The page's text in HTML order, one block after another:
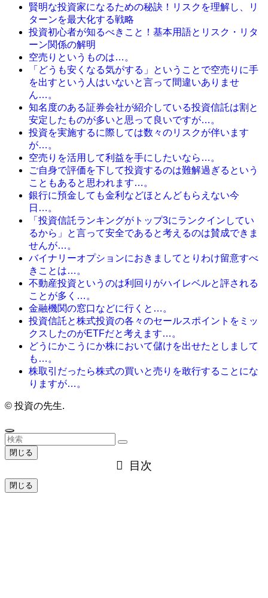
賢明な投資家になるための秘訣！リスクを理解し、リ
ターンを最大化する戦略
投資初心者が知るべきこと！基本用語とリスク・リタ
ーン関係の解明
空売りというものは…。
「どうも安くなる気がする」ということで空売りに手
を出すという人はいないと言って間違いありませ
ん…。
知名度のある証券会社が紹介している投資信託は割と
安定したものが多いと思って良いですが…。
投資を実施するに際しては数々のリスクが伴います
が…。
空売りを活用して利益を手にしたいなら…。
ご自身で評価を下して投資するのは難解過ぎるという
こともあると思われます…。
銀行に預金しても金利などほとんどもらえない今
日…。
「投資信託ランキングがトップ3にランクインしてい
るから」と言って安全であると考えるのは賛成できま
せんが…。
バイナリーオプションにおきましてとりわけ留意すべ
きことは…。
不動産投資というのは利回りがハイレベルと評される
ことが多く…。
金融機関の窓口などに行くと…。
投資信託と株式投資の各々のセールスポイントをミッ
クスしたのがETFだと考えます…。
どうにかこうにか株において儲けを出せたとしまして
も…。
株取引だったら株式の買いと売りを敢行することにな
りますが…。
© 投資の先生.
閉じる
目次
閉じる